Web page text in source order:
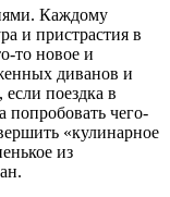
Каждому
и пристрастия в
то новое и
диванов и
поездка в
попробовать чего-
«кулинарное
из